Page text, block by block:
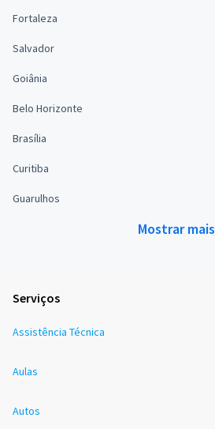
Fortaleza
Salvador
Goiânia
Belo Horizonte
Brasília
Curitiba
Guarulhos
Mostrar mais
Serviços
Assistência Técnica
Aulas
Autos